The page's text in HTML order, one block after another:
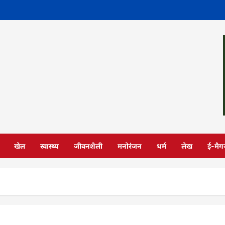
खेल स्वास्थ्य जीवनशैली मनोरंजन धर्म लेख ई-